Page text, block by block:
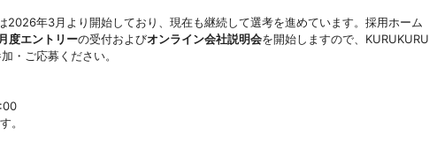
2026年3月より開始しており、現在も継続して選考を進めています。採用ホーム
度エントリーの受付およびオンライン会社説明会を開始しますので、KURUKURU
・ご応募ください。
。